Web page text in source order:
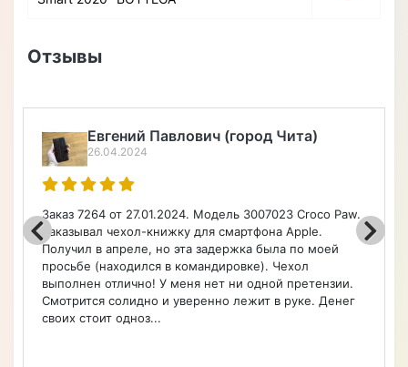
Отзывы
Евгений Павлович (город Чита)
26.04.2024
Заказ 7264 от 27.01.2024. Модель 3007023 Croco Paw.
Заказывал чехол-книжку для смартфона Apple.
Получил в апреле, но эта задержка была по моей
просьбе (находился в командировке). Чехол
выполнен отлично! У меня нет ни одной претензии.
Смотрится солидно и уверенно лежит в руке. Денег
своих стоит одноз...